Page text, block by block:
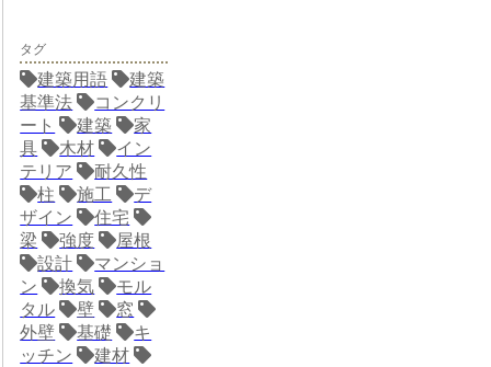
タグ
建築用語
建築
基準法
コンクリ
ート
建築
家
具
木材
イン
テリア
耐久性
柱
施工
デ
ザイン
住宅
梁
強度
屋根
設計
マンショ
ン
換気
モル
タル
壁
窓
外壁
基礎
キ
ッチン
建材